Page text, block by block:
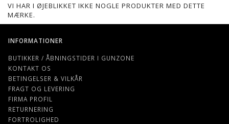
VI HAR I ØJEBLIKKET IKKE NOGLE PRODUKTER MED DETTE
MÆRKE.
INFORMATIONER
BUTIKKER / ÅBNINGSTIDER I GUNZONE
KONTAKT OS
BETINGELSER & VILKÅR
FRAGT OG LEVERING
FIRMA PROFIL
RETURNERING
FORTROLIGHED